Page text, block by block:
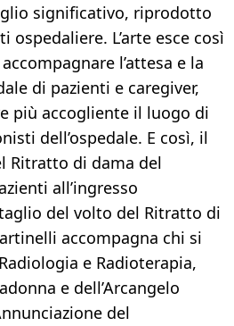
significativo, riprodotto
L’arte esce così
l’attesa e la
di pazienti e caregiver,
più accogliente il luogo di
dell’ospedale. E così, il
Ritratto di dama del
all’ingresso
del volto del Ritratto di
accompagna chi si
e Radioterapia,
e dell’Arcangelo
del